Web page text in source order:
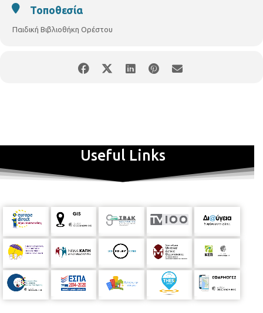
Τοποθεσία
Παιδική Βιβλιοθήκη Ορέστου
Useful Links